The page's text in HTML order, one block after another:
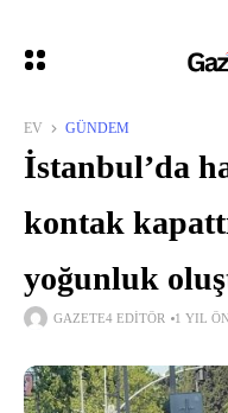
EV GÜNDEM
İstanbul’da
kontak
yoğunluk
GAZETE4 EDITÖR 1